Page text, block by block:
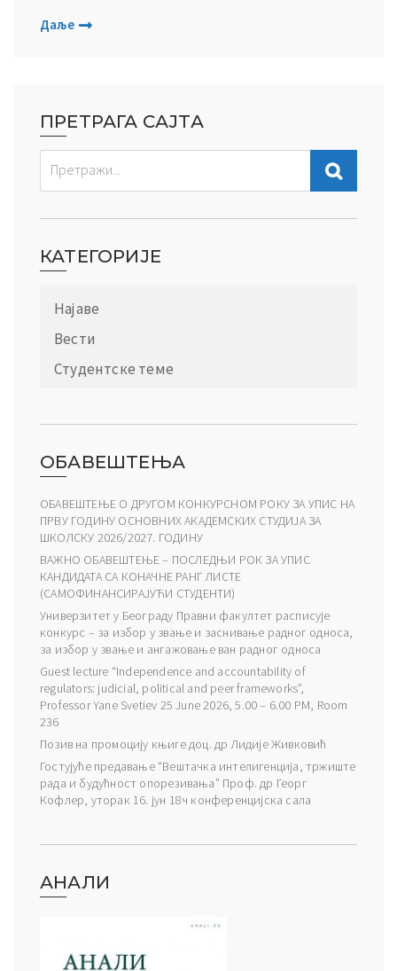
Даље
ПРЕТРАГА САЈТА
КАТЕГОРИЈЕ
Најаве
Вести
Студентске теме
ОБАВЕШТЕЊА
ОБАВЕШТЕЊЕ О ДРУГОМ КОНКУРСНОМ РОКУ ЗА УПИС НА
ПРВУ ГОДИНУ ОСНОВНИХ АКАДЕМСКИХ СТУДИЈА ЗА
ШКОЛСКУ 2026/2027. ГОДИНУ
ВАЖНО ОБАВЕШТЕЊЕ – ПОСЛЕДЊИ РОК ЗА УПИС
КАНДИДАТА СА КОНАЧНЕ РАНГ ЛИСТЕ
(САМОФИНАНСИРАЈУЋИ СТУДЕНТИ)
Универзитет у Београду Правни факултет расписује
конкурс – за избор у звање и заснивање радног односа,
за избор у звање и ангажовање ван радног односа
Guest lecture “Independence and accountability of
regulators: judicial, political and peer frameworks”,
Professor Yane Svetiev 25 June 2026, 5.00 – 6.00 PM, Room
236
Позив на промоцију књиге доц. др Лидије Живковић
Гостујуће предавање “Вештачка интелигенција, тржиште
рада и будућност опорезивања” Проф. др Георг
Кофлер, уторак 16. јун 18ч конференцијска сала
АНАЛИ